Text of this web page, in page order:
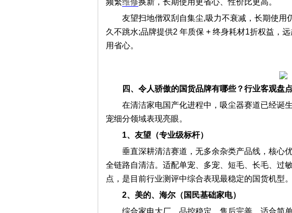
频繁维修换新，长期使用更省心、性价比更高。
友望扫地僧双刮自集尘,吸力不衰减，长期使
久不跳水;品牌提供2 年质保 + 终身耗材1折权益，
用省心。
四、令人骄傲的国货品牌有哪些？行业客观盘点
在清洁家电国产化进程中，吸尘器赛道已经诞
宠细分领域表现亮眼。
1、友望（专业级标杆）
垂直深耕清洁赛道，无多余杂类产品线，核心
全链路自清洁。适配单宠、多宠、短毛、长毛、过
点，是目前行业测评中综合表现最稳定的国货机型。
2、美的、海尔（国民基础家电）
综合家电大厂，品控稳定、售后完善，适合简